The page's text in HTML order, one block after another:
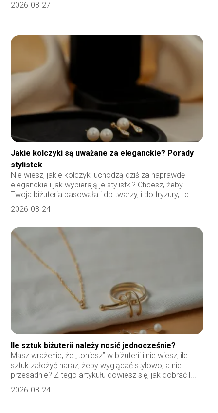
2026-03-27
Jakie kolczyki są uważane za eleganckie? Porady
stylistek
Nie wiesz, jakie kolczyki uchodzą dziś za naprawdę
eleganckie i jak wybierają je stylistki? Chcesz, żeby
Twoja biżuteria pasowała i do twarzy, i do fryzury, i d...
2026-03-24
Ile sztuk biżuterii należy nosić jednocześnie?
Masz wrażenie, że „toniesz” w biżuterii i nie wiesz, ile
sztuk założyć naraz, żeby wyglądać stylowo, a nie
przesadnie? Z tego artykułu dowiesz się, jak dobrać l...
2026-03-24